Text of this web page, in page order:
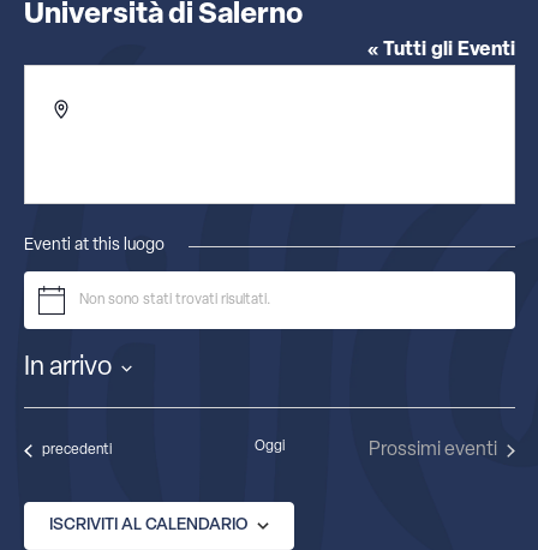
Università di Salerno
« Tutti gli Eventi
Indirizzo
Eventi at this luogo
Non sono stati trovati risultati.
In arrivo
Eventi
precedenti Oggi Prossimi eventi
ISCRIVITI AL CALENDARIO